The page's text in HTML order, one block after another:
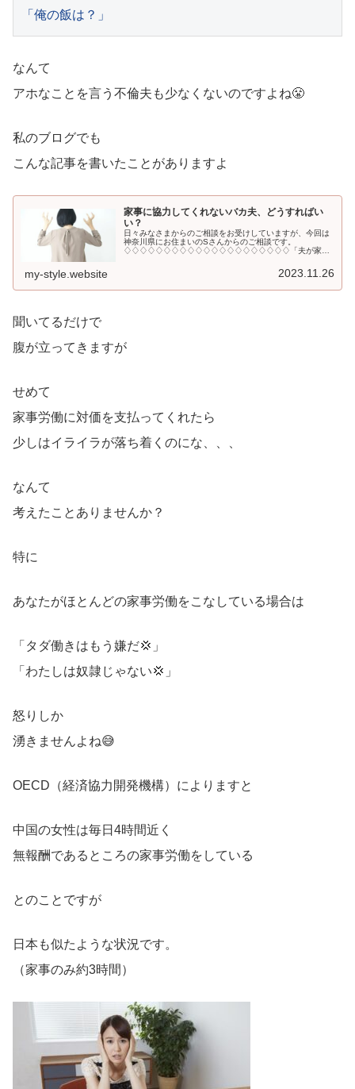
「俺の飯は？」
なんて
アホなことを言う不倫夫も少なくないのですよね😤
私のブログでも
こんな記事を書いたことがありますよ
家事に協力してくれないバカ夫、どうすればい
い？
日々みなさまからのご相談をお受けしていますが、今回は
神奈川県にお住まいのSさんからのご相談です。
♢♢♢♢♢♢♢♢♢♢♢♢♢♢♢♢♢♢♢♢♢「夫が家事
my-style.website 2023.11.26
聞いてるだけで
腹が立ってきますが
せめて
家事労働に対価を支払ってくれたら
少しはイライラが落ち着くのにな、、、
なんて
考えたことありませんか？
特に
あなたがほとんどの家事労働をこなしている場合は
「タダ働きはもう嫌だ💢」
「わたしは奴隷じゃない💢」
怒りしか
湧きませんよね😅
OECD（経済協力開発機構）によりますと
中国の女性は毎日4時間近く
無報酬であるところの家事労働をしている
とのことですが
日本も似たような状況です。
（家事のみ約3時間）